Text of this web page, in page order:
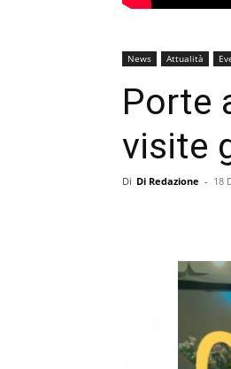
News Attualità
Porte
visite
Di Di Redazione - 18